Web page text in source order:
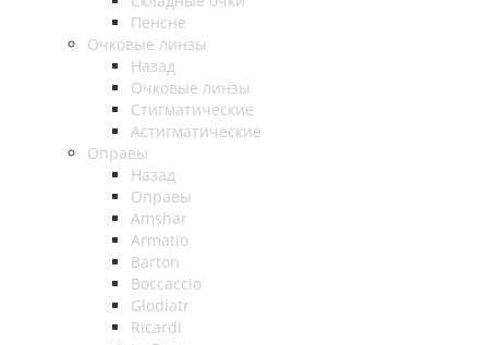
Пенсне
Очковые линзы
Назад
Очковые линзы
Стигматические
Астигматические
Оправы
Назад
Оправы
Amshar
Armatio
Barton
Boccaccio
Glodiatr
Ricardi